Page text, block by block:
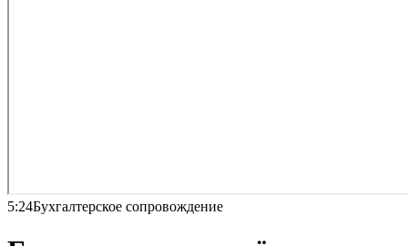
5:24Бухгалтерское сопровождение